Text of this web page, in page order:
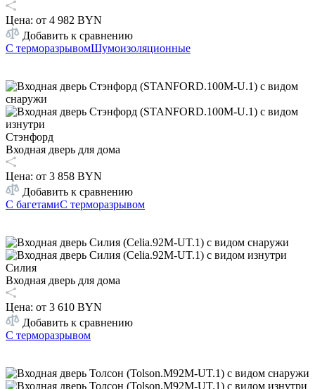
Цена: от 4 982 BYN
Добавить к сравнению
С терморазрывомШумоизоляционные
Стэнфорд
Входная дверь для дома
Цена: от 3 858 BYN
Добавить к сравнению
С багетамиС терморазрывом
Силия
Входная дверь для дома
Цена: от 3 610 BYN
Добавить к сравнению
С терморазрывом